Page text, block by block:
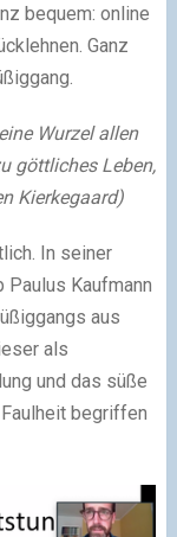
bequem: online
Ganz
Wurzel allen
göttliches Leben,
Kierkegaard)
In seiner
Kaufmann
aus
als
und das süße
begriffen